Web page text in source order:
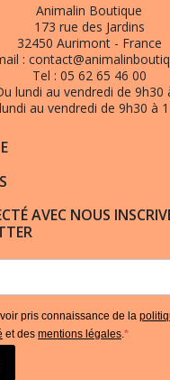
Animalin Boutique
173 rue des Jardins
32450 Aurimont - France
:
Tel : 05 62 65 46 00
lundi au vendredi de 9h30
au vendredi de 9h30 à
AVEC NOUS
pris connaissance de la
et des mentions légales.